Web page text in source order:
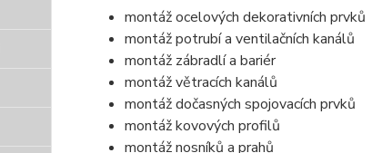
montáž ocelových dekorativních prvků
montáž potrubí a ventilačních kanálů
montáž zábradlí a bariér
montáž větracích kanálů
montáž dočasných spojovacích prvků
montáž kovových profilů
montáž nosníků a prahů